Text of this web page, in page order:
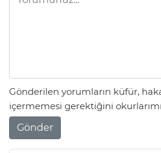
Gönderilen yorumların küfür,
içermemesi gerektiğini
Gönder